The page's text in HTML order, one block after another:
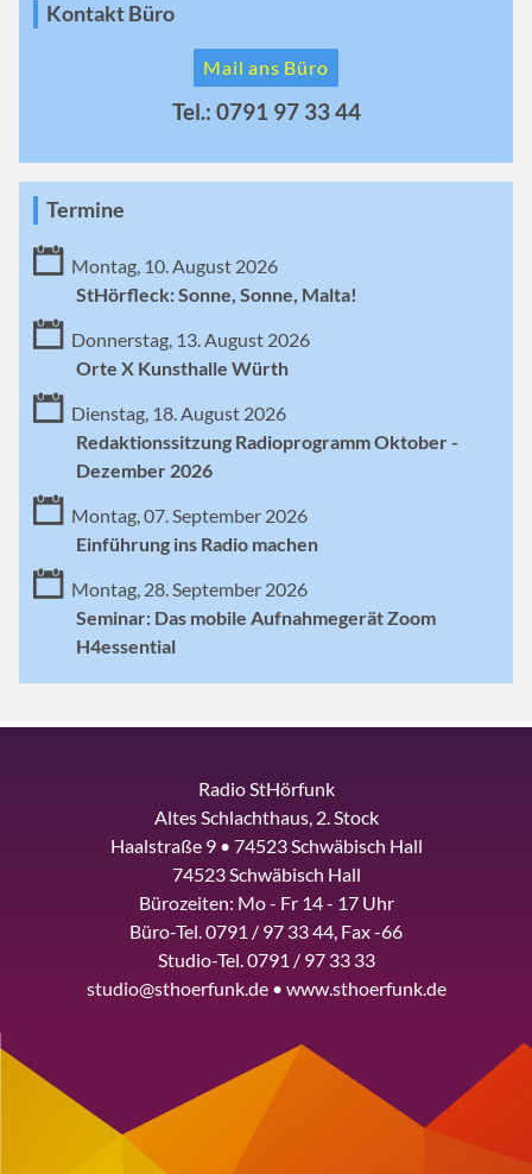
Kontakt Büro
Mail ans Büro
Tel.: 0791 97 33 44
Termine
Montag, 10. August 2026
StHörfleck: Sonne, Sonne, Malta!
Donnerstag, 13. August 2026
Orte X Kunsthalle Würth
Dienstag, 18. August 2026
Redaktionssitzung Radioprogramm Oktober -
Dezember 2026
Montag, 07. September 2026
Einführung ins Radio machen
Montag, 28. September 2026
Seminar: Das mobile Aufnahmegerät Zoom
H4essential
Radio StHörfunk
Altes Schlachthaus, 2. Stock
Haalstraße 9 • 74523 Schwäbisch Hall
74523 Schwäbisch Hall
Bürozeiten: Mo - Fr 14 - 17 Uhr
Büro-Tel. 0791 / 97 33 44, Fax -66
Studio-Tel. 0791 / 97 33 33
studio@sthoerfunk.de • www.sthoerfunk.de